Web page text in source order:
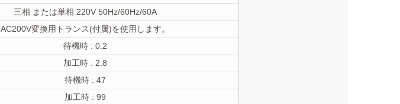
三相 または単相 220V 50Hz/60Hz/60A
AC200V変換用トランス(付属)を使用します。
待機時 : 0.2
加工時 : 2.8
待機時 : 47
加工時 : 99